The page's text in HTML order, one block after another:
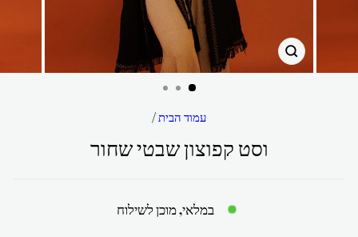
סגור
עמוד הבית/
וסט קפוצון שבטי שחור
במלאי, מוכן לשילוח